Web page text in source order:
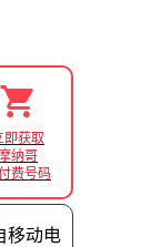
即获取
纳哥
费号码
移动电